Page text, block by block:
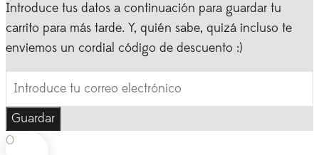
Introduce tus datos a continuación para guardar tu
carrito para más tarde. Y, quién sabe, quizá incluso te
enviemos un cordial código de descuento :)
Guardar
0